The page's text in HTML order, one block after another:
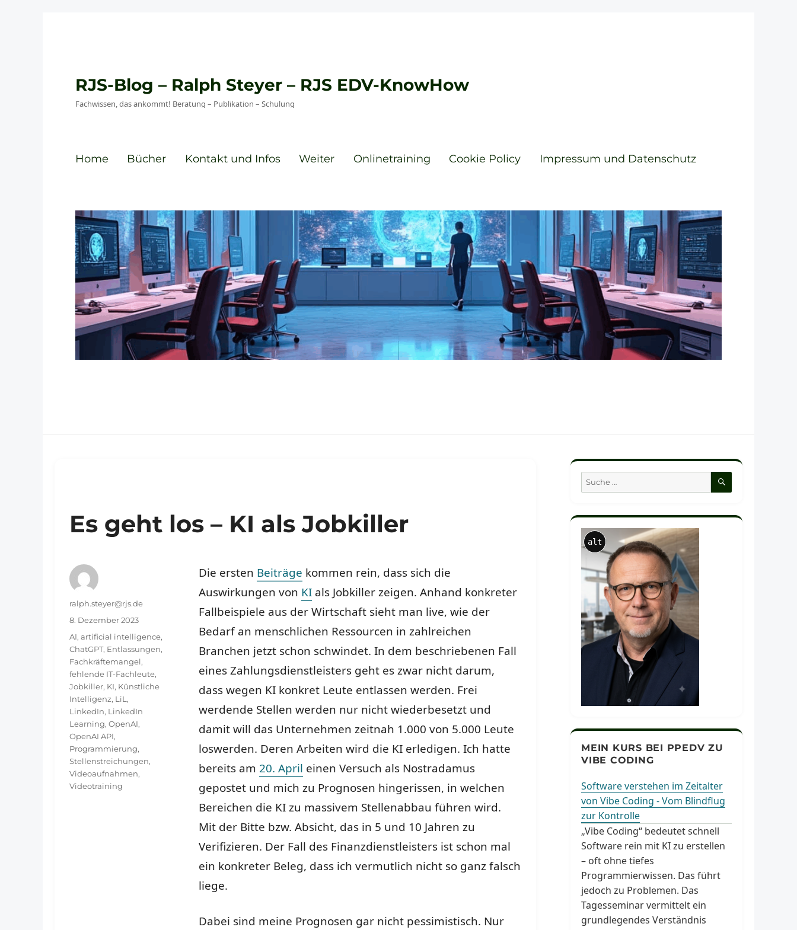
RJS-Blog – Ralph Steyer – RJS EDV-KnowHow
Fachwissen, das ankommt! Beratung – Publikation – Schulung
Home Bücher Kontakt und Infos Weiter Onlinetraining Cookie Policy Impressum und Datenschutz
Es geht los – KI als Jobkiller
Die ersten Beiträge kommen rein, dass sich die
Auswirkungen von KIals Jobkiller zeigen. Anhand konkreter
Fallbeispiele aus der Wirtschaft sieht man live, wie der
Bedarf an menschlichen Ressourcen in zahlreichen
Branchen jetzt schon schwindet. In dem beschriebenen Fall
eines Zahlungsdienstleisters geht es zwar nicht darum,
dass wegen KI konkret Leute entlassen werden. Frei
werdende Stellen werden nur nicht wiederbesetzt und
damit will das Unternehmen zeitnah 1.000 von 5.000 Leute
loswerden. Deren Arbeiten wird die KI erledigen. Ich hatte
bereits am 20. April einen Versuch als Nostradamus
gepostet und mich zu Prognosen hingerissen, in welchen
Bereichen die KI zu massivem Stellenabbau führen wird.
Mit der Bitte bzw. Absicht, das in 5 und 10 Jahren zu
Verifizieren. Der Fall des Finanzdienstleisters ist schon mal
ein konkreter Beleg, dass ich vermutlich nicht so ganz falsch
liege.
Dabei sind meine Prognosen gar nicht pessimistisch. Nur
Autor
ralph.steyer@rjs.de
Veröffentlicht
am
8. Dezember 2023
Schlagwörter
AI, artificial intelligence,
ChatGPT, Entlassungen,
Fachkräftemangel,
fehlende IT-Fachleute,
Jobkiller, KI, Künstliche
Intelligenz, LiL,
LinkedIn, LinkedIn
Learning, OpenAI,
OpenAI API,
Programmierung,
Stellenstreichungen,
Videoaufnahmen,
Videotraining
Suche
nach:
SUCHEN
alt
MEIN KURS BEI PPEDV ZU
VIBE CODING
Software verstehen im Zeitalter
von Vibe Coding - Vom Blindflug
zur Kontrolle
„Vibe Coding“ bedeutet schnell
Software rein mit KI zu erstellen
– oft ohne tiefes
Programmierwissen. Das führt
jedoch zu Problemen. Das
Tagesseminar vermittelt ein
grundlegendes Verständnis